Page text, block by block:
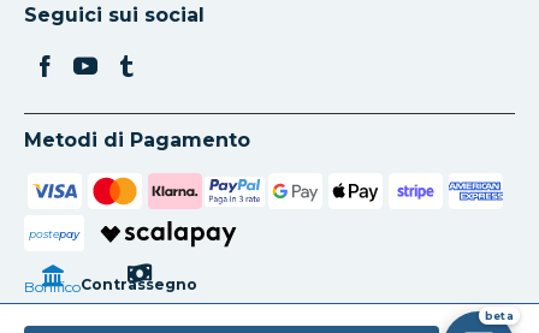
Si apre in una nuova scheda
Si apre in una nuova scheda
Seguici sui social
Metodi di Pagamento
postepay
BonificoContrassegno
beta